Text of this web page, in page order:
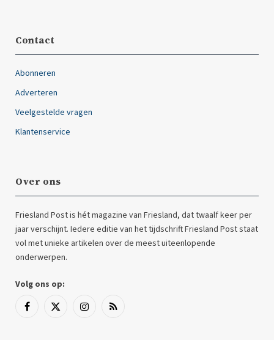
Contact
Abonneren
Adverteren
Veelgestelde vragen
Klantenservice
Over ons
Friesland Post is hét magazine van Friesland, dat twaalf keer per
jaar verschijnt. Iedere editie van het tijdschrift Friesland Post staat
vol met unieke artikelen over de meest uiteenlopende
onderwerpen.
Volg ons op:
Facebook
X
InstagramRSS